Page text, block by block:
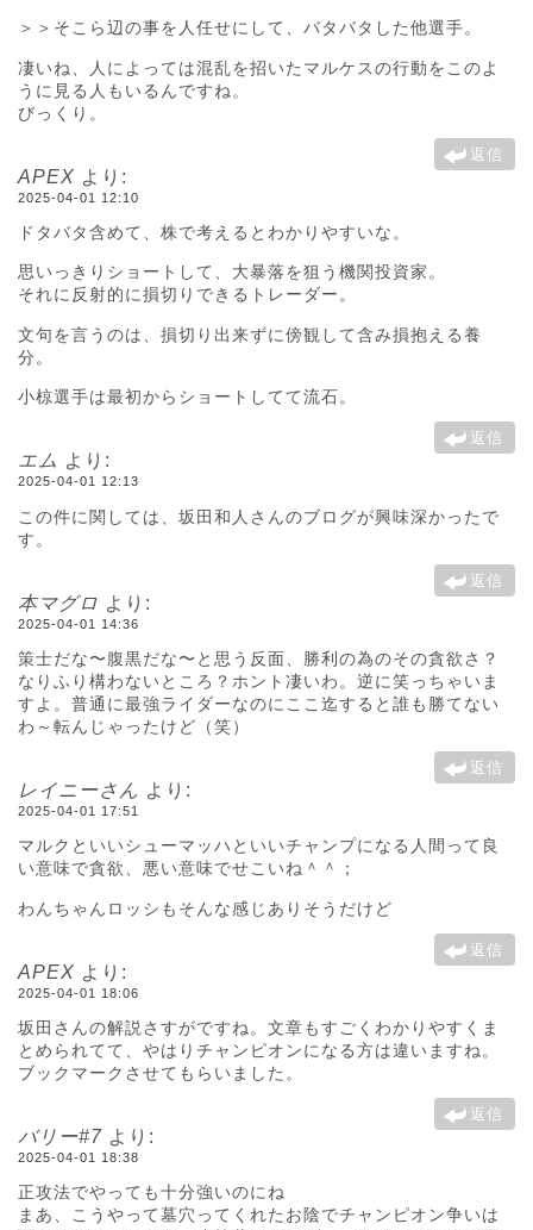
＞＞そこら辺の事を人任せにして、バタバタした他選手。
凄いね、人によっては混乱を招いたマルケスの行動をこのよ
うに見る人もいるんですね。
びっくり。
返信
APEX より:
2025-04-01 12:10
ドタバタ含めて、株で考えるとわかりやすいな。
思いっきりショートして、大暴落を狙う機関投資家。
それに反射的に損切りできるトレーダー。
文句を言うのは、損切り出来ずに傍観して含み損抱える養
分。
小椋選手は最初からショートしてて流石。
返信
エム より:
2025-04-01 12:13
この件に関しては、坂田和人さんのブログが興味深かったで
す。
返信
本マグロ より:
2025-04-01 14:36
策士だな〜腹黒だな〜と思う反面、勝利の為のその貪欲さ？
なりふり構わないところ？ホント凄いわ。逆に笑っちゃいま
すよ。普通に最強ライダーなのにここ迄すると誰も勝てない
わ～転んじゃったけど（笑）
返信
レイニーさん より:
2025-04-01 17:51
マルクといいシューマッハといいチャンプになる人間って良
い意味で貪欲、悪い意味でせこいね＾＾；
わんちゃんロッシもそんな感じありそうだけど
返信
APEX より:
2025-04-01 18:06
坂田さんの解説さすがですね。文章もすごくわかりやすくま
とめられてて、やはりチャンピオンになる方は違いますね。
ブックマークさせてもらいました。
返信
バリー#7 より:
2025-04-01 18:38
正攻法でやっても十分強いのにね
まあ、こうやって墓穴ってくれたお陰でチャンピオン争いは